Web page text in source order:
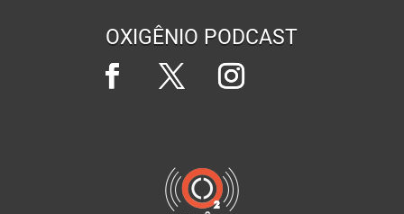
OXIGÊNIO PODCAST